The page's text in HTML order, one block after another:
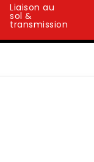
Liaison au
sol &
transmission